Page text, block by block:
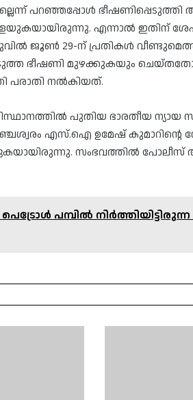
പറഞ്ഞപ്പോൾ
എന്നാൽ ഇതിന്
ജൂൺ 29-ന് പ്രതികൾ
ഭീഷണി മുഴക്കുകയും
പരാതി നൽകിയത്.
പുതിയ ഭാരതീയ ന്യായ
എസ്.ഐ ഉമേഷ് കുമാറിന്റെ
സംഭവത്തിൽ
പമ്പിൽ